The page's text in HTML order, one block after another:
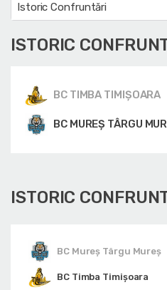
Istoric Confruntări
ISTORIC
BC TIMBA TIMIŞOARA
BC MUREȘ TÂRGU
ISTORIC
BC Mureș Târgu Mureș
BC Timba Timişoara